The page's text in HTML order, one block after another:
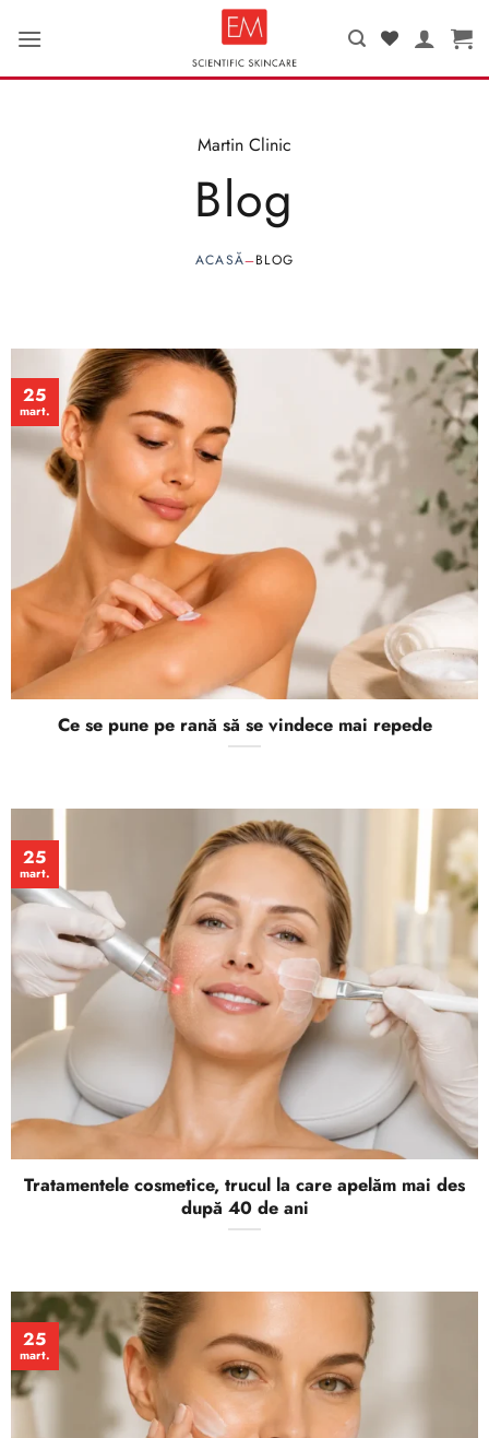
Martin Clinic
Blog
ACASĂ—BLOG
Ce se pune pe rană să se vindece mai repede
25
mart.
Tratamentele cosmetice, trucul la care apelăm mai des
după 40 de ani
25
mart.
25
mart.